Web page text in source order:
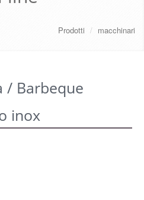
Prodotti / macchinari
/ Barbeque
inox